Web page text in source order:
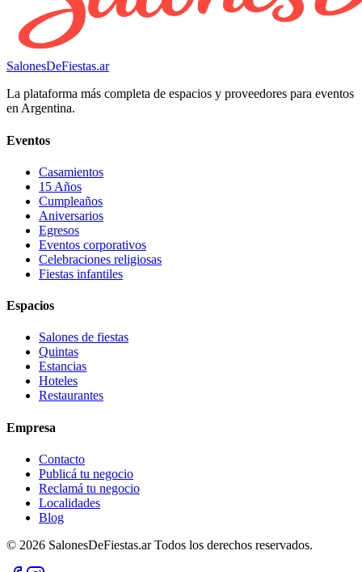
SalonesDeFiestas.ar
La plataforma más completa de espacios y proveedores para eventos
en Argentina.
Eventos
Casamientos
15 Años
Cumpleaños
Aniversarios
Egresos
Eventos corporativos
Celebraciones religiosas
Fiestas infantiles
Espacios
Salones de fiestas
Quintas
Estancias
Hoteles
Restaurantes
Empresa
Contacto
Publicá tu negocio
Reclamá tu negocio
Localidades
Blog
© 2026 SalonesDeFiestas.arTodos los derechos reservados.